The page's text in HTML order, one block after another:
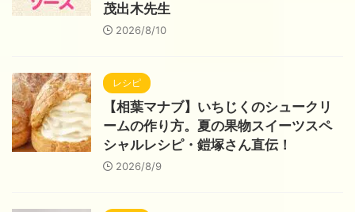
茂出木先生
2026/8/10
レシピ
【相葉マナブ】いちじくのシュークリ
ームの作り方。夏の果物スイーツスペ
シャルレシピ・鎧塚さん直伝！
2026/8/9